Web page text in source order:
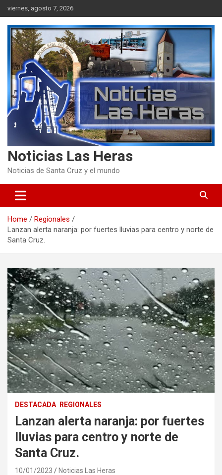
Skip
to
content
viernes, agosto 7, 2026
Noticias Las Heras
Noticias de Santa Cruz y el mundo
Home
Regionales
Lanzan alerta naranja: por fuertes lluvias para centro y norte de
Santa Cruz.
DESTACADA REGIONALES
Lanzan alerta naranja: por fuertes
lluvias para centro y norte de
Santa Cruz.
10/01/2023 Noticias Las Heras